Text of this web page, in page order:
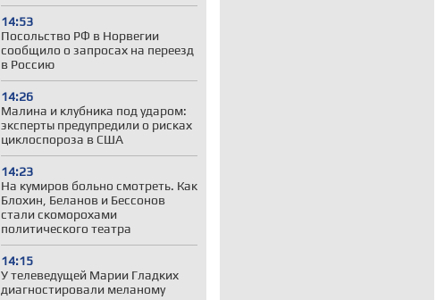
14:53
Посольство РФ в Норвегии
сообщило о запросах на переезд
в Россию
14:26
Малина и клубника под ударом:
эксперты предупредили о рисках
циклоспороза в США
14:23
На кумиров больно смотреть. Как
Блохин, Беланов и Бессонов
стали скоморохами
политического театра
14:15
У телеведущей Марии Гладких
диагностировали меланому